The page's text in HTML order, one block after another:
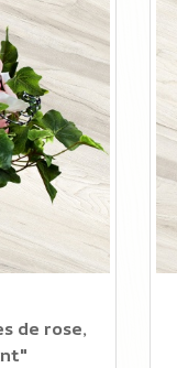
de rose,